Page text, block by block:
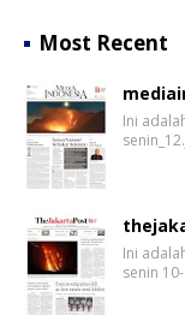
Most Recent
Ini
Ini
senin